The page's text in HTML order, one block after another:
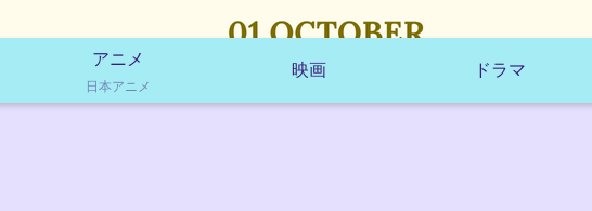
アニメ
日本アニメ
映画 ドラマ